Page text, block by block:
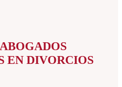
EN DIVORCIOS